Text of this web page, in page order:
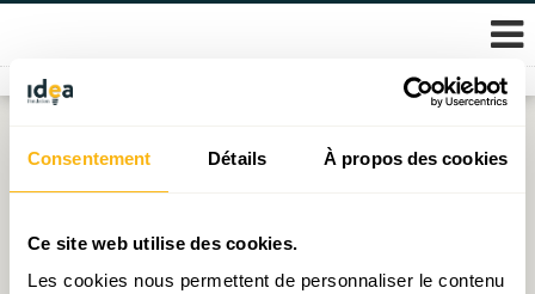
Consentement Détails À propos des cookies
Ce site web utilise des cookies.
Les cookies nous permettent de personnaliser le contenu
Skip
content
Étiquette :
« Août of the box » : De la surchauffe des prix
immobiliers luxembourgeois